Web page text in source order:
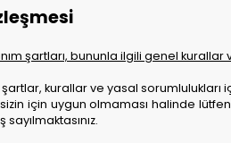
şartları, bununla ilgili genel
kurallar ve yasal sorumlulukları
için uygun olmaması halinde